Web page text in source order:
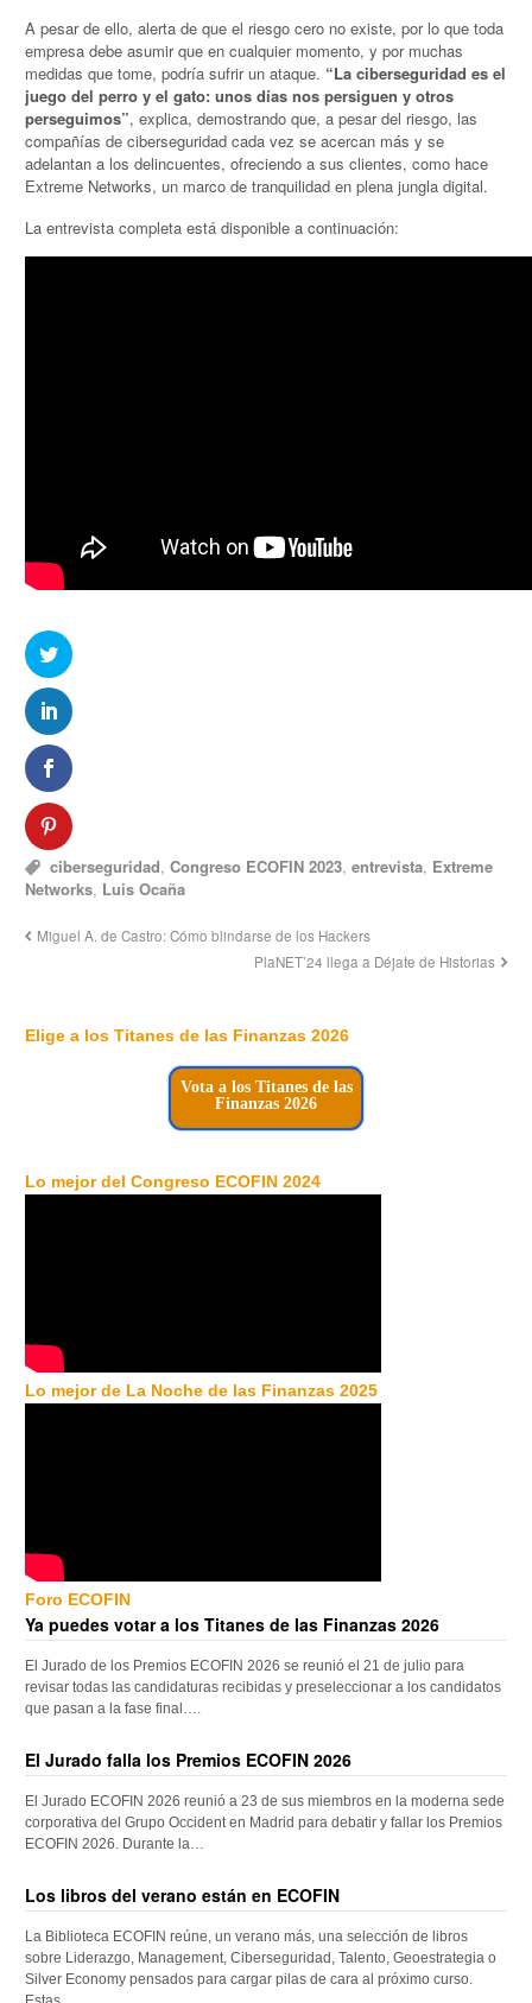
A pesar de ello, alerta de que el riesgo cero no existe, por lo que toda
empresa debe asumir que en cualquier momento, y por muchas
medidas que tome, podría sufrir un ataque. “La ciberseguridad es el
juego del perro y el gato: unos días nos persiguen y otros
perseguimos”, explica, demostrando que, a pesar del riesgo, las
compañías de ciberseguridad cada vez se acercan más y se
adelantan a los delincuentes, ofreciendo a sus clientes, como hace
Extreme Networks, un marco de tranquilidad en plena jungla digital.
La entrevista completa está disponible a continuación:
ciberseguridad,Congreso ECOFIN 2023,entrevista, Extreme
Networks, Luis Ocaña
Miguel A. de Castro: Cómo blindarse de los Hackers
PlaNET’24 llega a Déjate de Historias
Elige a los Titanes de las Finanzas 2026
Vota a los Titanes de las
Finanzas 2026
Lo mejor del Congreso ECOFIN 2024
Lo mejor de La Noche de las Finanzas 2025
Foro ECOFIN
Ya puedes votar a los Titanes de las Finanzas 2026
El Jurado de los Premios ECOFIN 2026 se reunió el 21 de julio para
revisar todas las candidaturas recibidas y preseleccionar a los candidatos
que pasan a la fase final….
El Jurado falla los Premios ECOFIN 2026
El Jurado ECOFIN 2026 reunió a 23 de sus miembros en la moderna sede
corporativa del Grupo Occident en Madrid para debatir y fallar los Premios
ECOFIN 2026. Durante la…
Los libros del verano están en ECOFIN
La Biblioteca ECOFIN reúne, un verano más, una selección de libros
sobre Liderazgo, Management, Ciberseguridad, Talento, Geoestrategia o
Silver Economy pensados para cargar pilas de cara al próximo curso.